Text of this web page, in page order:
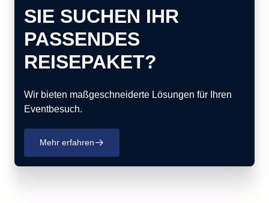
SIE SUCHEN IHR
PASSENDES
REISEPAKET?
Wir bieten maßgeschneiderte Lösungen für Ihren
Eventbesuch.
Mehr erfahren􀄫